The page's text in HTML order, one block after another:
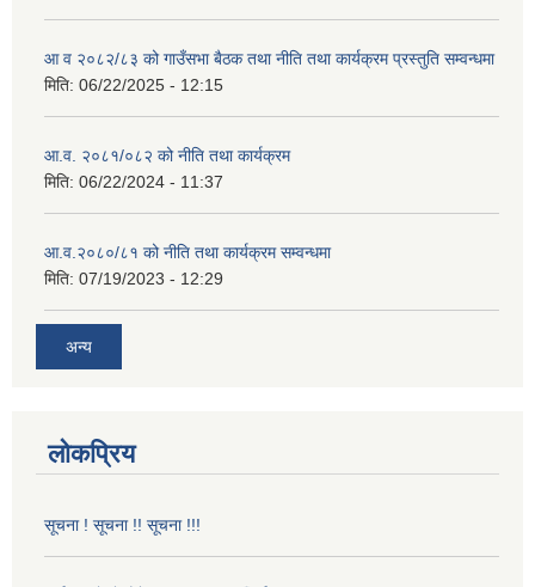
आ व २०८२/८३ को गाउँसभा बैठक तथा नीति तथा कार्यक्रम प्रस्तुति सम्वन्धमा
मिति: 06/22/2025 - 12:15
आ.व. २०८१/०८२ को नीति तथा कार्यक्रम
मिति: 06/22/2024 - 11:37
आ.व.२०८०/८१ को नीति तथा कार्यक्रम सम्वन्धमा
मिति: 07/19/2023 - 12:29
अन्य
लोकप्रिय
सूचना ! सूचना !! सूचना !!!